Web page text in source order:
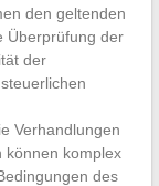
den geltenden
Überprüfung der
der
Verhandlungen
können komplex
des